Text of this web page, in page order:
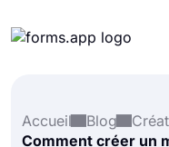
Intégrations
Accueil
Blog